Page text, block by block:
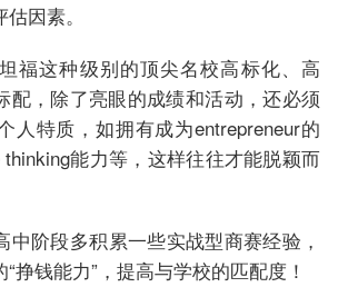
因素。
福这种级别的顶尖名校高标化、高
配，除了亮眼的成绩和活动，还必须
人特质，如拥有成为entrepreneur的
能力等，这样往往才能脱颖而
中阶段多积累一些实战型商赛经验，
挣钱能力”，提高与学校的匹配度！